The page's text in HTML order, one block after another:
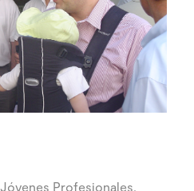
Profesionales,